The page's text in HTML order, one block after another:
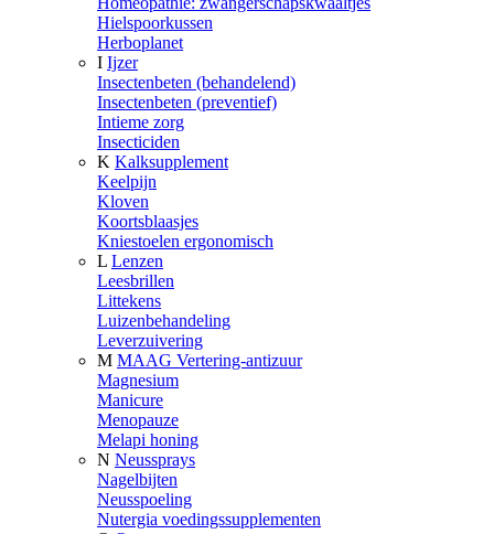
Hielspoorkussen
Herboplanet
I Ijzer
Insectenbeten (behandelend)
Insectenbeten (preventief)
Intieme zorg
Insecticiden
K Kalksupplement
Keelpijn
Kloven
Koortsblaasjes
Kniestoelen ergonomisch
L Lenzen
Leesbrillen
Littekens
Luizenbehandeling
Leverzuivering
M MAAG Vertering-antizuur
Magnesium
Manicure
Menopauze
Melapi honing
N Neussprays
Nagelbijten
Neusspoeling
Nutergia voedingssupplementen